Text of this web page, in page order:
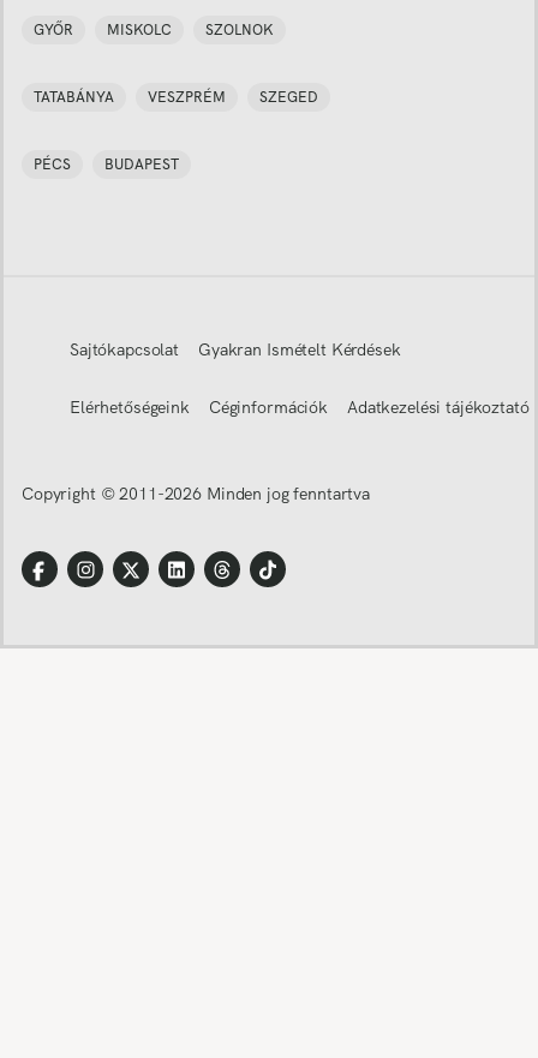
GYŐR MISKOLC SZOLNOK
TATABÁNYA VESZPRÉM SZEGED
PÉCS BUDAPEST
Sajtókapcsolat Gyakran Ismételt Kérdések
Elérhetőségeink Céginformációk Adatkezelési tájékoztató
Copyright © 2011-2026 Minden jog fenntartva